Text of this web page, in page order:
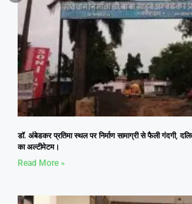
डॉ. अंबेडकर प्रतिमा स्थल पर निर्माण सामाग्री से फैली गंदगी,
का अल्टीमेटम।
Read More »